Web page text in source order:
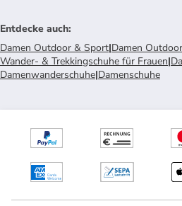
Entdecke auch:
Damen Outdoor & Sport|Damen
Wander- & Trekkingschuhe für Frauen|
Damenwanderschuhe|Damenschuhe